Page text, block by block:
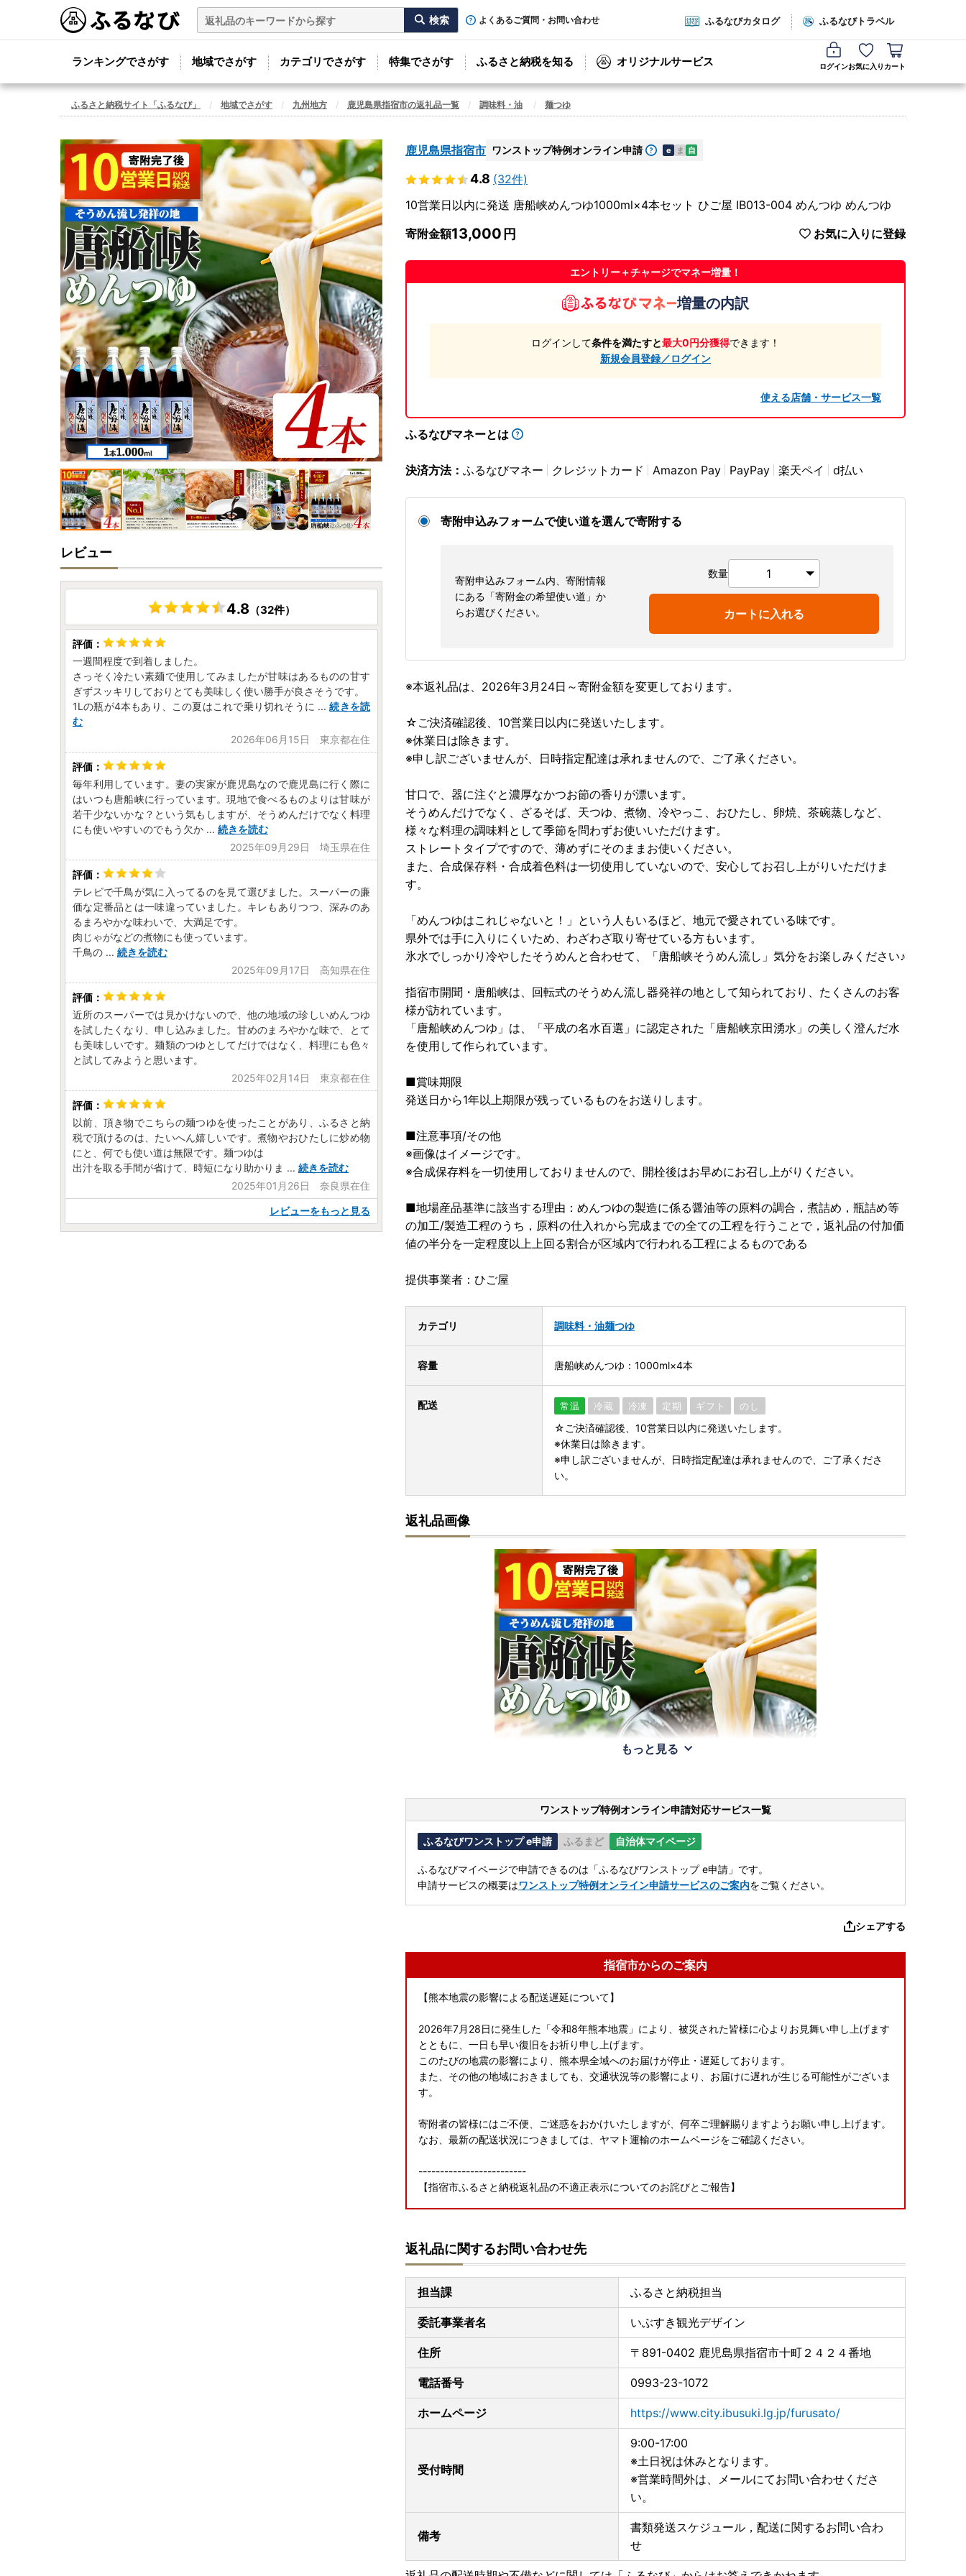
よくあるご質問・お問い合わせ ふるなびカタログ ふるなびトラベル
ランキングでさがす 地域でさがす カテゴリでさがす 特集でさがす ふるさと納税を知る オリジナルサービス ログインお気に入り カート
ふるさと納税サイト「ふるなび」 地域でさがす 九州地方 鹿児島県指宿市の返礼品一覧 調味料・油 麺つゆ
鹿児島県指宿市 ワンストップ特例オンライン申請 e ま 自
4.8 (32件)
10営業日以内に発送 唐船峡めんつゆ1000ml×4本セット ひご屋 IB013-004 めんつゆ めんつゆ
寄附金額13,000 お気に入りに登録
エントリー＋チャージでマネー増量！
増量の内訳
ログインして条件を満たすと最大0円分獲得できます！
新規会員登録／ログイン
使える店舗・サービス一覧
ふるなびマネーとは
決済方法： ふるなびマネー クレジットカード Amazon Pay PayPay 楽天ペイ d払い
寄附申込みフォームで使い道を選んで寄附する
寄附申込みフォーム内、寄附情報
にある「寄附金の希望使い道」か
らお選びください。
数量
カートに入れる
※本返礼品は、2026年3月24日～寄附金額を変更しております。
☆ご決済確認後、10営業日以内に発送いたします。
※休業日は除きます。
※申し訳ございませんが、日時指定配達は承れませんので、ご了承ください。
甘口で、器に注ぐと濃厚なかつお節の香りが漂います。
そうめんだけでなく、ざるそば、天つゆ、煮物、冷やっこ、おひたし、卵焼、茶碗蒸しなど、
様々な料理の調味料として季節を問わずお使いいただけます。
ストレートタイプですので、薄めずにそのままお使いください。
また、合成保存料・合成着色料は一切使用していないので、安心してお召し上がりいただけま
す。
「めんつゆはこれじゃないと！」という人もいるほど、地元で愛されている味です。
県外では手に入りにくいため、わざわざ取り寄せている方もいます。
氷水でしっかり冷やしたそうめんと合わせて、「唐船峡そうめん流し」気分をお楽しみください♪
指宿市開聞・唐船峡は、回転式のそうめん流し器発祥の地として知られており、たくさんのお客
様が訪れています。
「唐船峡めんつゆ」は、「平成の名水百選」に認定された「唐船峡京田湧水」の美しく澄んだ水
を使用して作られています。
■賞味期限
発送日から1年以上期限が残っているものをお送りします。
■注意事項/その他
※画像はイメージです。
※合成保存料を一切使用しておりませんので、開栓後はお早めにお召し上がりください。
■地場産品基準に該当する理由：めんつゆの製造に係る醤油等の原料の調合，煮詰め，瓶詰め等
の加工/製造工程のうち，原料の仕入れから完成までの全ての工程を行うことで，返礼品の付加価
値の半分を一定程度以上上回る割合が区域内で行われる工程によるものである
提供事業者：ひご屋
カテゴリ 調味料・油麺つゆ
容量 唐船峡めんつゆ：1000ml×4本
配送 常温 冷蔵 冷凍 定期 ギフト のし
☆ご決済確認後、10営業日以内に発送いたします。
※休業日は除きます。
※申し訳ございませんが、日時指定配達は承れませんので、ご了承くださ
い。
返礼品画像
もっと見る
ワンストップ特例オンライン申請対応サービス一覧
ふるなびワンストップ e申請 ふるまど 自治体マイページ
ふるなびマイページで申請できるのは「ふるなびワンストップ e申請」です。
申請サービスの概要はワンストップ特例オンライン申請サービスのご案内をご覧ください。
シェアする
指宿市からのご案内
【熊本地震の影響による配送遅延について】
2026年7月28日に発生した「令和8年熊本地震」により、被災された皆様に心よりお見舞い申し上げます
とともに、一日も早い復旧をお祈り申し上げます。
このたびの地震の影響により、熊本県全域へのお届けが停止・遅延しております。
また、その他の地域におきましても、交通状況等の影響により、お届けに遅れが生じる可能性がございま
す。
寄附者の皆様にはご不便、ご迷惑をおかけいたしますが、何卒ご理解賜りますようお願い申し上げます。
なお、最新の配送状況につきましては、ヤマト運輸のホームページをご確認ください。
-------------------------
【指宿市ふるさと納税返礼品の不適正表示についてのお詫びとご報告】
寄附者の皆様には、ご心配とご迷惑をおかけしましたことを、深くお詫び申し上げます。
本市では、直ちに当該事業者の返礼品に係る寄附の受付を停止いたしました。
個別にご連絡をさせていただきます。
速やかに調査を進め、当該事業者の返礼品をお選びいただいた寄附者の皆様には、誠意を持って真摯に対
応させていただく所存です。
何卒ご理解賜りますようお願い申し上げます。
-------------------------
2023年6月1日から、発送後に送り状に記載された住所以外にお届け先を変更する場合、変更後のお届け
先様ご負担で変更前のお届け先から変更後のお届け先までの着払い運賃が別途必要となります。
※住所の登録間違いによる訂正転送も有料対象となります。
お届け先変更の際は、指宿市ふるさと納税担当まで早めにご連絡いただきますよう、お願いいたします。
メール：ibuf@po.minc.ne.jp
返礼品に関するお問い合わせ先
担当課 ふるさと納税担当
委託事業者名 いぶすき観光デザイン
住所 〒891-0402 鹿児島県指宿市十町２４２４番地
電話番号 0993-23-1072
ホームページ https://www.city.ibusuki.lg.jp/furusato/
受付時間
9:00-17:00
※土日祝は休みとなります。
※営業時間外は、メールにてお問い合わせくださ
い。
備考
書類発送スケジュール，配送に関するお問い合わ
せ
レビュー
4.8（32件）
一週間程度で到着しました。
さっそく冷たい素麺で使用してみましたが甘味はあるものの甘す
ぎずスッキリしておりとても美味しく使い勝手が良さそうです。
1Lの瓶が4本もあり、この夏はこれで乗り切れそうに ... 続きを読
む
2026年06月15日 東京都在住
毎年利用しています。妻の実家が鹿児島なので鹿児島に行く際に
はいつも唐船峡に行っています。現地で食べるものよりは甘味が
若干少ないかな？という気もしますが、そうめんだけでなく料理
にも使いやすいのでもう欠か ... 続きを読む
2025年09月29日 埼玉県在住
テレビで千鳥が気に入ってるのを見て選びました。スーパーの廉
価な定番品とは一味違っていました。キレもありつつ、深みのあ
るまろやかな味わいで、大満足です。
肉じゃがなどの煮物にも使っています。
千鳥の ... 続きを読む
2025年09月17日 高知県在住
近所のスーパーでは見かけないので、他の地域の珍しいめんつゆ
を試したくなり、申し込みました。甘めのまろやかな味で、とて
も美味しいです。麺類のつゆとしてだけではなく、料理にも色々
と試してみようと思います。
2025年02月14日 東京都在住
以前、頂き物でこちらの麺つゆを使ったことがあり、ふるさと納
税で頂けるのは、たいへん嬉しいです。煮物やおひたしに炒め物
にと、何でも使い道は無限です。麺つゆは
出汁を取る手間が省けて、時短になり助かりま ... 続きを読む
2025年01月26日 奈良県在住
レビューをもっと見る